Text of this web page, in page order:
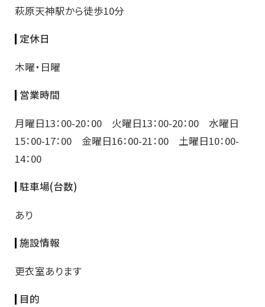
萩原天神駅から徒歩10分
定休日
木曜・日曜
営業時間
月曜日13：00-20：00 火曜日13：00-20：00 水曜日
15：00-17：00 金曜日16：00-21：00 土曜日10：00-
14：00
駐車場(台数)
あり
施設情報
更衣室あります
目的